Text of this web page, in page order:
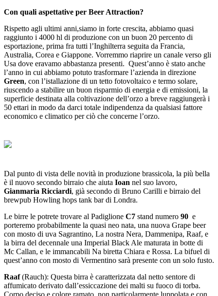
Con quali aspettative per Beer Attraction?
Rispetto agli ultimi anni,siamo in forte crescita, abbiamo quasi
raggiunto i 4000 hl di produzione con un buon 20 percento di
esportazione, prima fra tutti l’Inghilterra seguita da Francia,
Australia, Corea e Giappone. Vorremmo riaprire un canale verso gli
Usa dove eravamo abbastanza presenti. Quest’anno è stato anche
l’anno in cui abbiamo potuto trasformare l’azienda in direzione
Green, con l’istallazione di un tetto fotovoltaico e termo solare,
riuscendo a stabilire un buon risparmio di energia e di emissioni, la
superficie destinata alla coltivazione dell’orzo a breve raggiungerà i
50 ettari in modo da darci totale indipendenza da qualsiasi fattore
economico e climatico per ciò che concerne l’orzo.
Dal punto di vista delle novità in produzione brassicola, la più bella
è il nuovo secondo birraio che aiuta Ioan nel suo lavoro,
Gianmaria Ricciardi, già secondo di Bruno Carilli e birraio del
brewpub Howling hops tank bar di Londra.
Le birre le potrete trovare al Padiglione C7 stand numero 90 e
porteremo probabilmente la quasi neo nata, una nuova Grape beer
con mosto di uva Sagrantino, La nostra Nera, Dammenipa, Raaf, e
la birra del decennale una Imperial Black Ale maturata in botte di
Mc Callan, e le immancabili Na biretta Chiara e Rossa. La bifuel di
quest’anno con mosto di Vermentino sarà presente con un solo fusto.
Raaf(Rauch): Questa birra è caratterizzata dal netto sentore di
affumicato derivato dall’essiccazione dei malti su fuoco di torba.
Corpo deciso e colore ramato, non particolarmente luppolata e con